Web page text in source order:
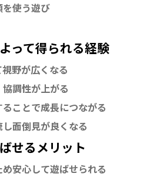
使う遊び
って得られる経験
野が広くなる
調性が上がる
ことで成長につながる
面倒見が良くなる
せるメリット
安心して遊ばせられる